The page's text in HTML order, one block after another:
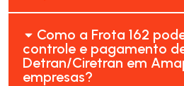
Como a Frota 162
controle e pagamento
Detran/Ciretran em
empresas?